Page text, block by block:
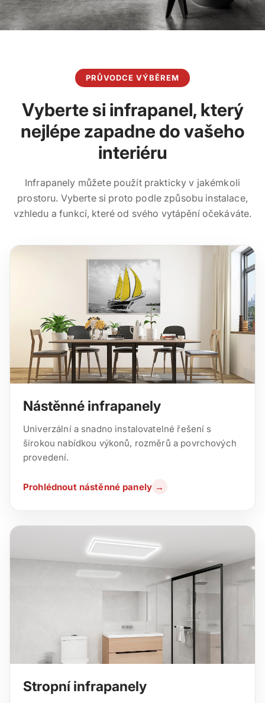
PRŮVODCE VÝBĚREM
Vyberte si infrapanel, který
nejlépe zapadne do vašeho
interiéru
Infrapanely můžete použít prakticky v jakémkoli
prostoru. Vyberte si proto podle způsobu instalace,
vzhledu a funkcí, které od svého vytápění očekáváte.
Nástěnné infrapanely
Univerzální a snadno instalovatelné řešení s
širokou nabídkou výkonů, rozměrů a povrchových
provedení.
Prohlédnout nástěnné panely →
Stropní infrapanely